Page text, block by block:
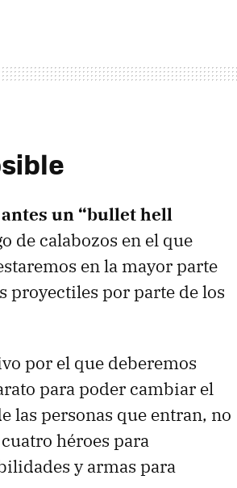
un “bullet hell
de calabozos en el que
en la mayor parte
proyectiles por parte de los
por el que deberemos
para poder cambiar el
las personas que entran, no
héroes para
y armas para